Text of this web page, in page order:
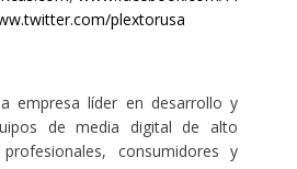
plextorusa
empresa líder en desarrollo y
de media digital de alto
consumidores y